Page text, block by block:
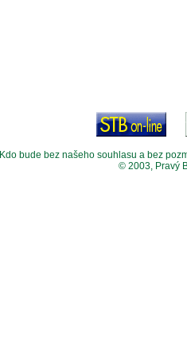
Kdo bude bez našeho souhlasu a bez
© 2003, Pravý